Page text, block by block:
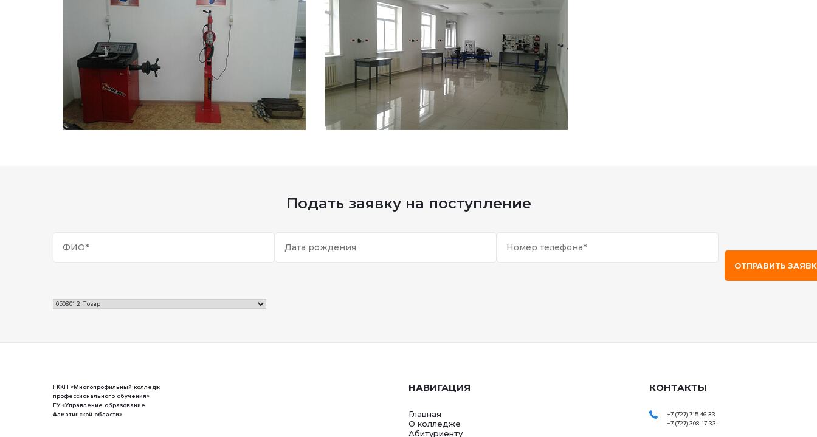
Подать заявку на поступление
ГККП «Многопрофильный колледж
профессионального обучения»
ГУ «Управление образование
Алматинской области»
НАВИГАЦИЯ
Главная
О колледже
Абитуриенту
КОНТАКТЫ
+7 (727) 715 46 33
+7 (727) 308 17 33